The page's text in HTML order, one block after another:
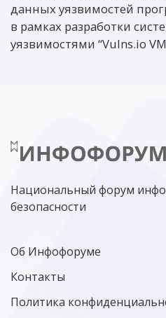
данных уязвимостей
в рамках разработки
уязвимостями “Vulns.io
Национальный форум
безопасности
Об Инфофоруме
Контакты
Политика